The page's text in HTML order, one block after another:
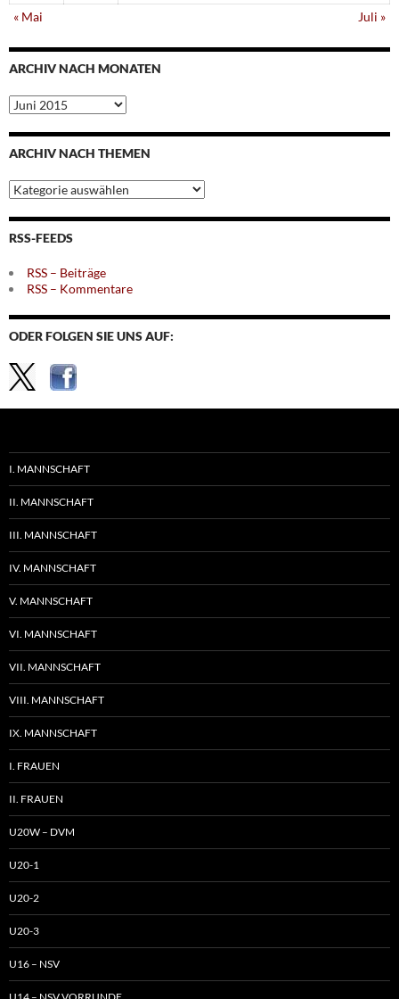
« Mai
Juli »
ARCHIV NACH MONATEN
Archiv
nach
Monaten
ARCHIV NACH THEMEN
Archiv
nach
Themen
RSS-FEEDS
RSS – Beiträge
RSS – Kommentare
ODER FOLGEN SIE UNS AUF:
I. MANNSCHAFT
II. MANNSCHAFT
III. MANNSCHAFT
IV. MANNSCHAFT
V. MANNSCHAFT
VI. MANNSCHAFT
VII. MANNSCHAFT
VIII. MANNSCHAFT
IX. MANNSCHAFT
I. FRAUEN
II. FRAUEN
U20W – DVM
U20-1
U20-2
U20-3
U16 – NSV